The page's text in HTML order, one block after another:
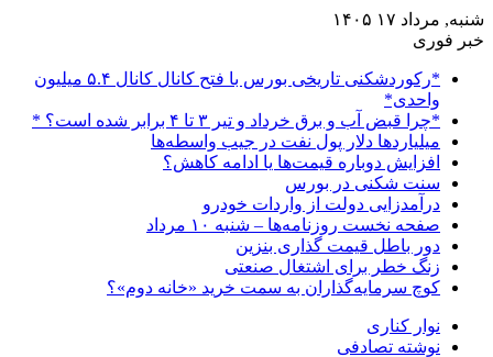
شنبه, مرداد ۱۷ ۱۴۰۵
خبر فوری
*رکوردشکنی تاریخی بورس با فتح کانال کانال ۵.۴ میلیون
واحدی*
*چرا قبض آب و برق خرداد و تیر ۳ تا ۴ برابر شده است؟ *
میلیاردها دلار پول نفت در جیب واسطه‌ها
افزایش دوباره قیمت‌ها یا ادامه کاهش؟
سنت شکنی در بورس
درآمدزایی دولت از واردات خودرو
صفحه نخست روزنامه‌ها – شنبه ۱۰ مرداد
دور باطل قیمت گذاری بنزین
زنگ خطر برای اشتغال صنعتی
کوچ سرمایه‌گذاران به سمت خرید «خانه دوم»؟
نوار کناری
نوشته تصادفی